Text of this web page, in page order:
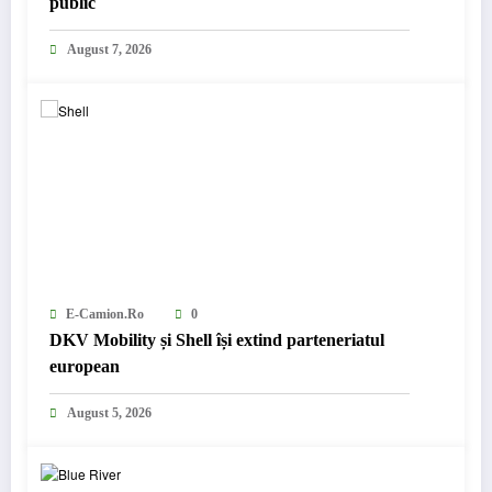
August 7, 2026
E-Camion.ro 0
DKV Mobility și Shell își extind parteneriatul
european
August 5, 2026